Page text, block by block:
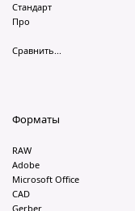
Стандарт
Про
Сравнить...
Форматы
RAW
Adobe
Microsoft Office
CAD
Gerber